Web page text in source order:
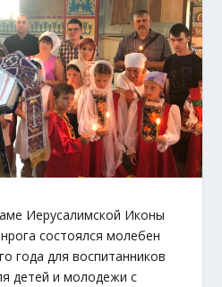
Иерусалимской Иконы
состоялся молебен
года для воспитанников
детей и молодежи с